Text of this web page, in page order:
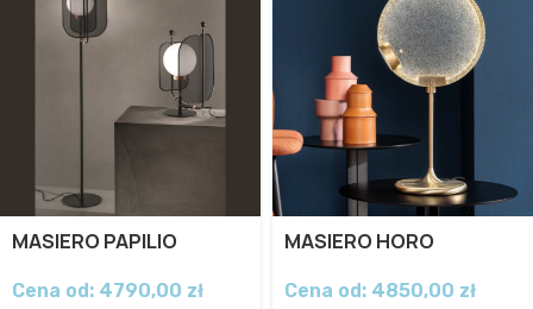
MASIERO PAPILIO
Cena od: 4790,00 zł
MASIERO HORO
Cena od: 4850,00 zł